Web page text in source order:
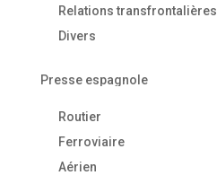
Relations transfrontalières
Divers
Presse espagnole
Routier
Ferroviaire
Aérien